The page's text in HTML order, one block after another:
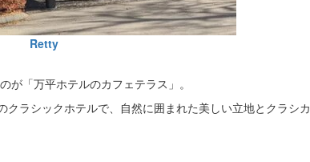
Retty
「万平ホテルのカフェテラス」。
クラシックホテルで、自然に囲まれた美しい立地とクラシカ